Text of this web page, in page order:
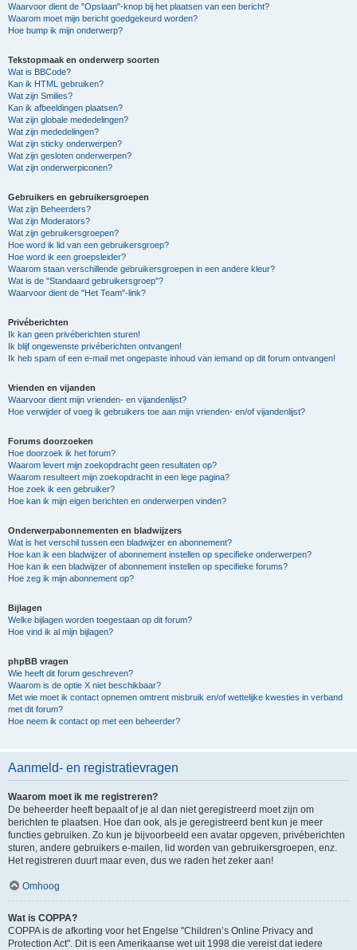
Waarvoor dient de "Opslaan"-knop bij het plaatsen van een bericht?
Waarom moet mijn bericht goedgekeurd worden?
Hoe bump ik mijn onderwerp?
Tekstopmaak en onderwerp soorten
Wat is BBCode?
Kan ik HTML gebruiken?
Wat zijn Smilies?
Kan ik afbeeldingen plaatsen?
Wat zijn globale mededelingen?
Wat zijn mededelingen?
Wat zijn sticky onderwerpen?
Wat zijn gesloten onderwerpen?
Wat zijn onderwerpiconen?
Gebruikers en gebruikersgroepen
Wat zijn Beheerders?
Wat zijn Moderators?
Wat zijn gebruikersgroepen?
Hoe word ik lid van een gebruikersgroep?
Hoe word ik een groepsleider?
Waarom staan verschillende gebruikersgroepen in een andere kleur?
Wat is de "Standaard gebruikersgroep"?
Waarvoor dient de "Het Team"-link?
Privéberichten
Ik kan geen privéberichten sturen!
Ik blijf ongewenste privéberichten ontvangen!
Ik heb spam of een e-mail met ongepaste inhoud van iemand op dit forum ontvangen!
Vrienden en vijanden
Waarvoor dient mijn vrienden- en vijandenlijst?
Hoe verwijder of voeg ik gebruikers toe aan mijn vrienden- en/of vijandenlijst?
Forums doorzoeken
Hoe doorzoek ik het forum?
Waarom levert mijn zoekopdracht geen resultaten op?
Waarom resulteert mijn zoekopdracht in een lege pagina?
Hoe zoek ik een gebruiker?
Hoe kan ik mijn eigen berichten en onderwerpen vinden?
Onderwerpabonnementen en bladwijzers
Wat is het verschil tussen een bladwijzer en abonnement?
Hoe kan ik een bladwijzer of abonnement instellen op specifieke onderwerpen?
Hoe kan ik een bladwijzer of abonnement instellen op specifieke forums?
Hoe zeg ik mijn abonnement op?
Bijlagen
Welke bijlagen worden toegestaan op dit forum?
Hoe vind ik al mijn bijlagen?
phpBB vragen
Wie heeft dit forum geschreven?
Waarom is de optie X niet beschikbaar?
Met wie moet ik contact opnemen omtrent misbruik en/of wettelijke kwesties in verband
met dit forum?
Hoe neem ik contact op met een beheerder?
Aanmeld- en registratievragen
Waarom moet ik me registreren?
De beheerder heeft bepaalt of je al dan niet geregistreerd moet zijn om
berichten te plaatsen. Hoe dan ook, als je geregistreerd bent kun je meer
functies gebruiken. Zo kun je bijvoorbeeld een avatar opgeven, privéberichten
sturen, andere gebruikers e-mailen, lid worden van gebruikersgroepen, enz.
Het registreren duurt maar even, dus we raden het zeker aan!
Omhoog
Wat is COPPA?
COPPA is de afkorting voor het Engelse "Children’s Online Privacy and
Protection Act". Dit is een Amerikaanse wet uit 1998 die vereist dat iedere